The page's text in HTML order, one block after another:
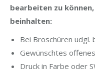
bearbeiten zu
beinhalten:
Bei Broschüren udgl.
Gewünschtes
Druck in Farbe oder